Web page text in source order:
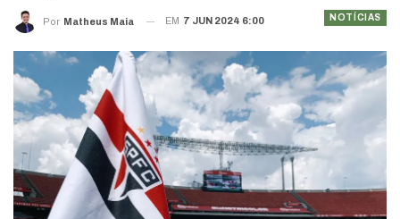
NOTÍCIAS
Por Matheus Maia EM 7 JUN 2024 6:00